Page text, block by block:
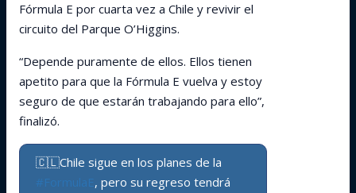
Fórmula E por cuarta vez a Chile y revivir el
circuito del Parque O’Higgins.
“Depende puramente de ellos. Ellos tienen
apetito para que la Fórmula E vuelva y estoy
seguro de que estarán trabajando para ello”,
finalizó.
🇨🇱Chile sigue en los planes de la
#FormulaE, pero su regreso tendrá